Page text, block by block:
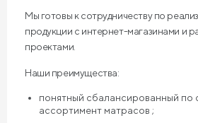
Мы готовы к сотрудничеству по
продукции с интернет-магазинами и
проектами.
Наши преимущества:
понятный сбалансированный по
ассортимент матрасов ;